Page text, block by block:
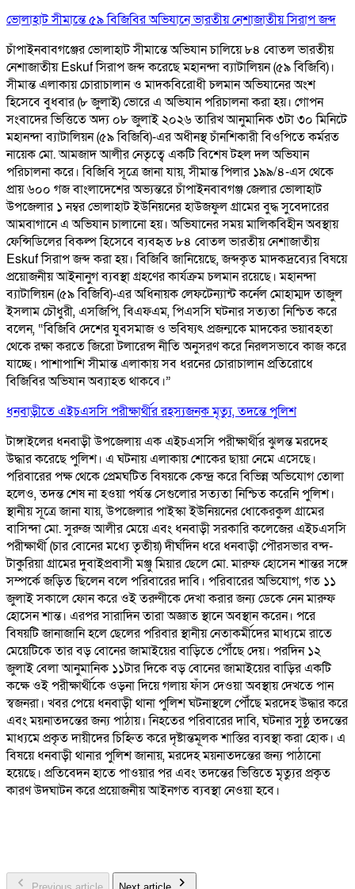
ভোলাহাট সীমান্তে ৫৯ বিজিবির অভিযানে ভারতীয় নেশাজাতীয় সিরাপ জব্দ
চাঁপাইনবাবগঞ্জের ভোলাহাট সীমান্তে অভিযান চালিয়ে ৮৪ বোতল ভারতীয়
নেশাজাতীয় Eskuf সিরাপ জব্দ করেছে মহানন্দা ব্যাটালিয়ন (৫৯ বিজিবি)।
সীমান্ত এলাকায় চোরাচালান ও মাদকবিরোধী চলমান অভিযানের অংশ
হিসেবে বুধবার (৮ জুলাই) ভোরে এ অভিযান পরিচালনা করা হয়। গোপন
সংবাদের ভিত্তিতে অদ্য ০৮ জুলাই ২০২৬ তারিখ আনুমানিক ৩টা ৩০ মিনিটে
মহানন্দা ব্যাটালিয়ন (৫৯ বিজিবি)-এর অধীনস্থ চাঁনশিকারী বিওপিতে কর্মরত
নায়েক মো. আমজাদ আলীর নেতৃত্বে একটি বিশেষ টহল দল অভিযান
পরিচালনা করে। বিজিবি সূত্রে জানা যায়, সীমান্ত পিলার ১৯৯/৪-এস থেকে
প্রায় ৬০০ গজ বাংলাদেশের অভ্যন্তরে চাঁপাইনবাবগঞ্জ জেলার ভোলাহাট
উপজেলার ১ নম্বর ভোলাহাট ইউনিয়নের হাউজফুল গ্রামের বুদ্ধ সুবেদারের
আমবাগানে এ অভিযান চালানো হয়। অভিযানের সময় মালিকবিহীন অবস্থায়
ফেন্সিডিলের বিকল্প হিসেবে ব্যবহৃত ৮৪ বোতল ভারতীয় নেশাজাতীয়
Eskuf সিরাপ জব্দ করা হয়। বিজিবি জানিয়েছে, জব্দকৃত মাদকদ্রব্যের বিষয়ে
প্রয়োজনীয় আইনানুগ ব্যবস্থা গ্রহণের কার্যক্রম চলমান রয়েছে। মহানন্দা
ব্যাটালিয়ন (৫৯ বিজিবি)-এর অধিনায়ক লেফটেন্যান্ট কর্নেল মোহাম্মদ তাজুল
ইসলাম চৌধুরী, এসজিপি, বিএফএম, পিএসসি ঘটনার সত্যতা নিশ্চিত করে
বলেন, “বিজিবি দেশের যুবসমাজ ও ভবিষ্যৎ প্রজন্মকে মাদকের ভয়াবহতা
থেকে রক্ষা করতে জিরো টলারেন্স নীতি অনুসরণ করে নিরলসভাবে কাজ করে
যাচ্ছে। পাশাপাশি সীমান্ত এলাকায় সব ধরনের চোরাচালান প্রতিরোধে
বিজিবির অভিযান অব্যাহত থাকবে।”
ধনবাড়ীতে এইচএসসি পরীক্ষার্থীর রহস্যজনক মৃত্যু, তদন্তে পুলিশ
টাঙ্গাইলের ধনবাড়ী উপজেলায় এক এইচএসসি পরীক্ষার্থীর ঝুলন্ত মরদেহ
উদ্ধার করেছে পুলিশ। এ ঘটনায় এলাকায় শোকের ছায়া নেমে এসেছে।
পরিবারের পক্ষ থেকে প্রেমঘটিত বিষয়কে কেন্দ্র করে বিভিন্ন অভিযোগ তোলা
হলেও, তদন্ত শেষ না হওয়া পর্যন্ত সেগুলোর সত্যতা নিশ্চিত করেনি পুলিশ।
স্থানীয় সূত্রে জানা যায়, উপজেলার পাইস্কা ইউনিয়নের ধোকেরকুল গ্রামের
বাসিন্দা মো. সুরুজ আলীর মেয়ে এবং ধনবাড়ী সরকারি কলেজের এইচএসসি
পরীক্ষার্থী (চার বোনের মধ্যে তৃতীয়) দীর্ঘদিন ধরে ধনবাড়ী পৌরসভার বন্দ-
টাকুরিয়া গ্রামের দুবাইপ্রবাসী মঞ্জু মিয়ার ছেলে মো. মারুফ হোসেন শান্তর সঙ্গে
সম্পর্কে জড়িত ছিলেন বলে পরিবারের দাবি। পরিবারের অভিযোগ, গত ১১
জুলাই সকালে ফোন করে ওই তরুণীকে দেখা করার জন্য ডেকে নেন মারুফ
হোসেন শান্ত। এরপর সারাদিন তারা অজ্ঞাত স্থানে অবস্থান করেন। পরে
বিষয়টি জানাজানি হলে ছেলের পরিবার স্থানীয় নেতাকর্মীদের মাধ্যমে রাতে
মেয়েটিকে তার বড় বোনের জামাইয়ের বাড়িতে পৌঁছে দেয়। পরদিন ১২
জুলাই বেলা আনুমানিক ১১টার দিকে বড় বোনের জামাইয়ের বাড়ির একটি
কক্ষে ওই পরীক্ষার্থীকে ওড়না দিয়ে গলায় ফাঁস দেওয়া অবস্থায় দেখতে পান
স্বজনরা। খবর পেয়ে ধনবাড়ী থানা পুলিশ ঘটনাস্থলে পৌঁছে মরদেহ উদ্ধার করে
এবং ময়নাতদন্তের জন্য পাঠায়। নিহতের পরিবারের দাবি, ঘটনার সুষ্ঠু তদন্তের
মাধ্যমে প্রকৃত দায়ীদের চিহ্নিত করে দৃষ্টান্তমূলক শাস্তির ব্যবস্থা করা হোক। এ
বিষয়ে ধনবাড়ী থানার পুলিশ জানায়, মরদেহ ময়নাতদন্তের জন্য পাঠানো
হয়েছে। প্রতিবেদন হাতে পাওয়ার পর এবং তদন্তের ভিত্তিতে মৃত্যুর প্রকৃত
কারণ উদঘাটন করে প্রয়োজনীয় আইনগত ব্যবস্থা নেওয়া হবে।